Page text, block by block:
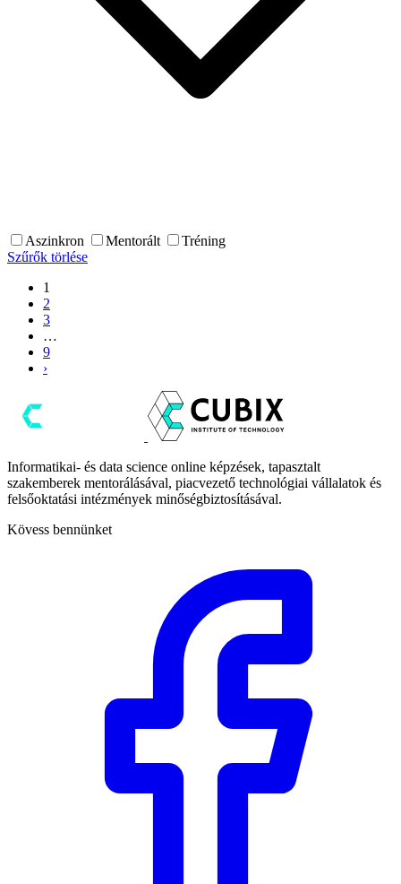
Aszinkron Mentorált
Tréning
Szűrők törlése
1
2
3
…
9
›
Informatikai- és data science online képzések, tapasztalt
szakemberek mentorálásával, piacvezető technológiai vállalatok és
felsőoktatási intézmények minőségbiztosításával.
Kövess bennünket